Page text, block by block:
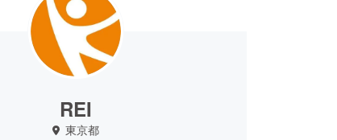
REI
東京都